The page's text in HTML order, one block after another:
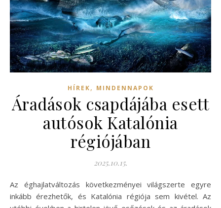
HÍREK, MINDENNAPOK
Áradások csapdájába esett
autósok Katalónia
régiójában
2025.10.15.
Az éghajlatváltozás következményei világszerte egyre
inkább érezhetők, és Katalónia régiója sem kivétel. Az